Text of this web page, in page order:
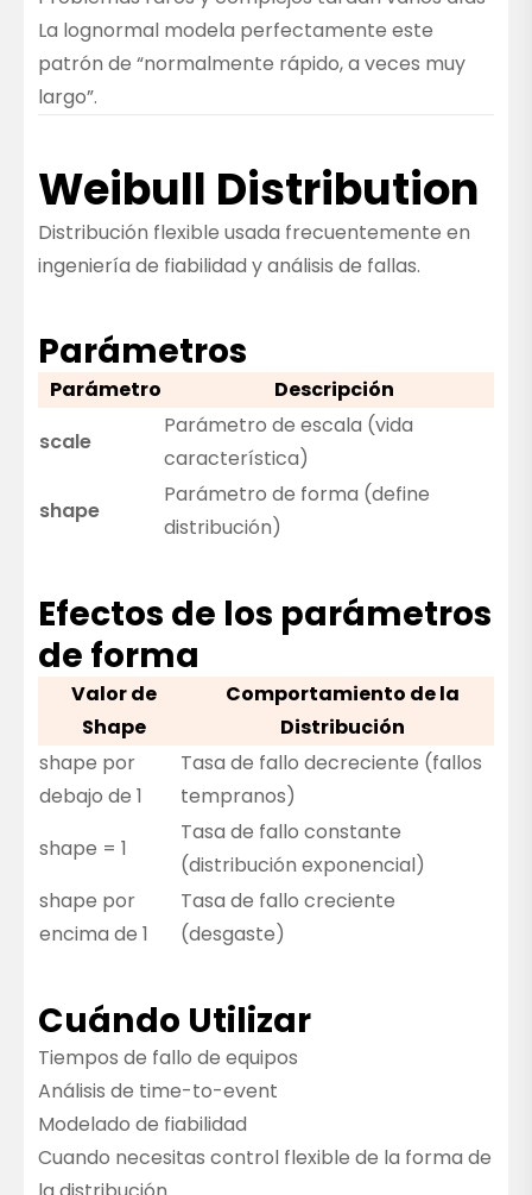
La lognormal modela perfectamente este
patrón de “normalmente rápido, a veces muy
largo”.
Weibull Distribution
Distribución flexible usada frecuentemente en
ingeniería de fiabilidad y análisis de fallas.
Parámetros
Parámetro
Descripción
scale
Parámetro de escala (vida
característica)
shape
Parámetro de forma (define
distribución)
Efectos de los parámetros
de forma
Valor de
Shape
Comportamiento de la
Distribución
shape por
debajo de 1
Tasa de fallo decreciente (fallos
tempranos)
shape = 1
Tasa de fallo constante
(distribución exponencial)
shape por
encima de 1
Tasa de fallo creciente
(desgaste)
Cuándo Utilizar
Tiempos de fallo de equipos
Análisis de time-to-event
Modelado de fiabilidad
Cuando necesitas control flexible de la forma de